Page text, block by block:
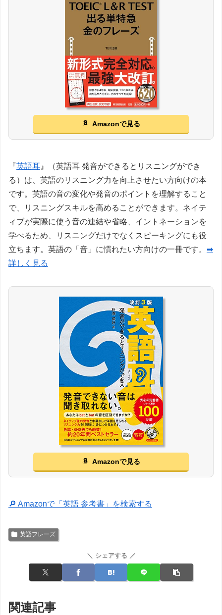
Amazonで見る
『英語耳 』（英語耳 発音ができるとリスニングができ
る）は、英語のリスニング力を向上させたい方向けの本
です。英語の音の変化や発音のポイントを理解すること
で、リスニングスキルを高めることができます。ネイテ
ィブが実際に使う音の連結や省略、イントネーションを
学べるため、リスニングだけでなくスピーキングにも役
立ちます。英語の「音」に慣れたい方向けの一冊です。 ➡
詳しく見る
Amazonで見る
🔎 Amazonで「英語 参考書」を検索する
英語フレーズ
＼ シェアする ／
関連記事